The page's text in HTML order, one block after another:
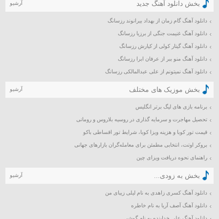
مهر ۱۳۹۸
شهریور ۱۳۹۸
مرداد ۱۳۹۸
تیر ۱۳۹۸
خرداد ۱۳۹۸
اردیبهشت ۱۳۹۸
اسفند ۱۳۹۷
بهمن ۱۳۹۷
دی ۱۳۹۷
آذر ۱۳۹۷
آبان ۱۳۹۷
مهر ۱۳۹۷
مرداد ۱۳۹۷
تیر ۱۳۹۷
خرداد ۱۳۹۷
اردیبهشت ۱۳۹۷
بخش دانلود آهنگ جدید آرشیو
دانلود آهنگ گام زمان از بهداد بیرانوند رزسانگ
دانلود آهنگ غنیمت جنگی از برزیا رزسانگ
دانلود آهنگ گیتار کولی از کیارش رزسانگ
دانلود آهنگ منو ببر از عرفان ابرا رزسانگ
دانلود آهنگ نمیتونم از علی عبدالمالکی رزسانگ
بخش موزیک های مختلف آرشیو
برنامه بازی های لیگ برتر انگلیس
تحصیل مهاجرت و سرمایه گذاری در روسیه بلاروس و رومانی
قیمت تور کوبا و هزینه ویزا کوبا، شرایط تور اقساطی باکو
بروکر اوتت، انتخابی مطمئن برای معامله‌گران بازارهای جهانی
راهنمای نحوه دریافت ویزای چین
بخش به زودی... آرشیو
دانلود آهنگ کسری زاهدی به نام لیلی زیبای من
دانلود آهنگ آصف آریا به نام خاطره